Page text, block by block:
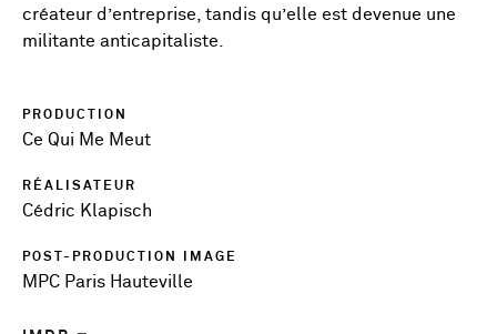
créateur d’entreprise, tandis qu’elle est devenue une
militante anticapitaliste.
PRODUCTION
Ce Qui Me Meut
RÉALISATEUR
Cédric Klapisch
POST-PRODUCTION IMAGE
MPC Paris Hauteville